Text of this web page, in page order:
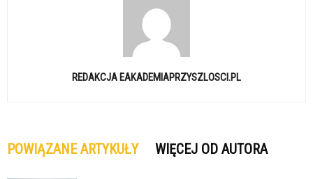
REDAKCJA EAKADEMIAPRZYSZLOSCI.PL
POWIĄZANE ARTYKUŁY WIĘCEJ OD AUTORA